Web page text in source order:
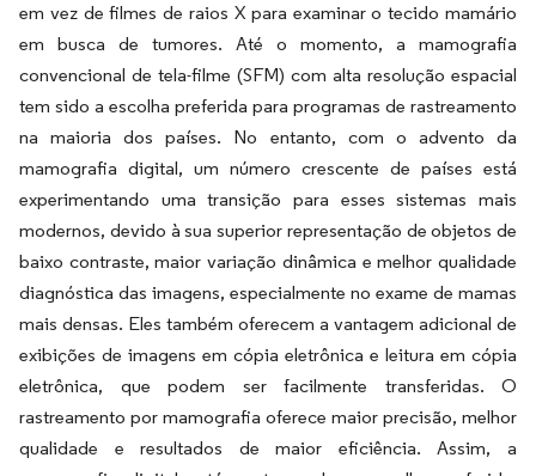
em vez de filmes de raios X para examinar o tecido mamário
em busca de tumores. Até o momento, a mamografia
convencional de tela-filme (SFM) com alta resolução espacial
tem sido a escolha preferida para programas de rastreamento
na maioria dos países. No entanto, com o advento da
mamografia digital, um número crescente de países está
experimentando uma transição para esses sistemas mais
modernos, devido à sua superior representação de objetos de
baixo contraste, maior variação dinâmica e melhor qualidade
diagnóstica das imagens, especialmente no exame de mamas
mais densas. Eles também oferecem a vantagem adicional de
exibições de imagens em cópia eletrônica e leitura em cópia
eletrônica, que podem ser facilmente transferidas. O
rastreamento por mamografia oferece maior precisão, melhor
qualidade e resultados de maior eficiência. Assim, a